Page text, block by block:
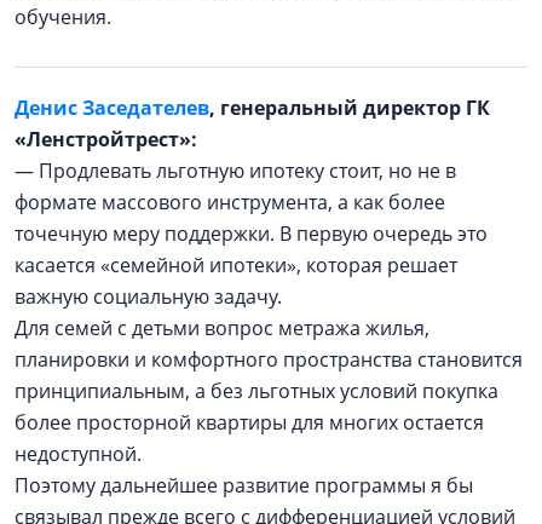
обучения.
Денис Заседателев, генеральный директор ГК
«Ленстройтрест»:
— Продлевать льготную ипотеку стоит, но не в
формате массового инструмента, а как более
точечную меру поддержки. В первую очередь это
касается «семейной ипотеки», которая решает
важную социальную задачу.
Для семей с детьми вопрос метража жилья,
планировки и комфортного пространства становится
принципиальным, а без льготных условий покупка
более просторной квартиры для многих остается
недоступной.
Поэтому дальнейшее развитие программы я бы
связывал прежде всего с дифференциацией условий